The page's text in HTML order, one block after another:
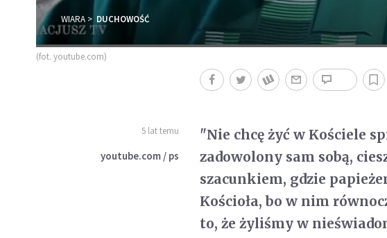
WIARA DUCHOWOŚĆ
(fot. youtube.com)
5 lat temu
youtube.com / ps
"Nie chcę żyć w Kościele
zadowolony sam sobą,
szacunkiem, gdzie
Kościoła, bo w nim
to, że żyliśmy w